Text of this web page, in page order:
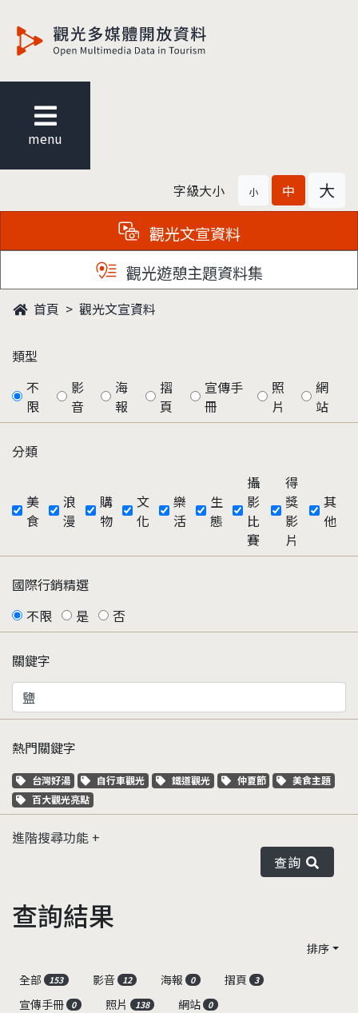
menu
字級大小 小 中 大
觀光文宣資料
觀光遊憩主題資料集
首頁 觀光文宣資料
類型
不
限
影
音
海
報
摺
頁
宣傳手
冊
照
片
網
站
分類
美
食
浪
漫
購
物
文
化
樂
活
生
態
攝
影
比
賽
得
獎
影
片
其
他
國際行銷精選
不限
是 否
關鍵字
熱門關鍵字
關鍵字標籤
台灣好湯 關鍵字標籤
自行車觀光 關鍵字標籤
鐵道觀光 關鍵字標籤
仲夏節 關鍵字標籤
美食主題
關鍵字標籤
百大觀光亮點
進階搜尋功能
查詢
查詢結果
排序
全部
153 影音 12 海報 0 摺頁 3
宣傳手冊 0 照片 138 網站 0